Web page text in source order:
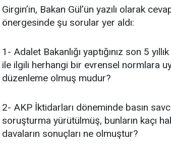
Girgin’in, Bakan Gül’ün yazılı olarak
önergesinde şu sorular yer aldı:
1- Adalet Bakanlığı yaptığınız son 5
ile ilgili herhangi bir evrensel normlara
düzenleme olmuş mudur?
2- AKP İktidarları döneminde basın
soruşturma yürütülmüş, bunların kaçı
davaların sonuçları ne olmuştur?